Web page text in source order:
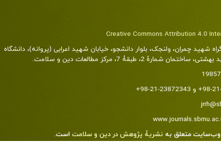
Creative Commons Attribution 4.0
شهید چمران، ولنجک، بلوار دانشجو، خیابان شهید اعرابی (پروانه)، دانشگاه
شمارۀ 2، طبقۀ 7، مرکز مطالعات دین و سلامت.
متعلق به نشریۀ پژوهش در دین و سلامت است.